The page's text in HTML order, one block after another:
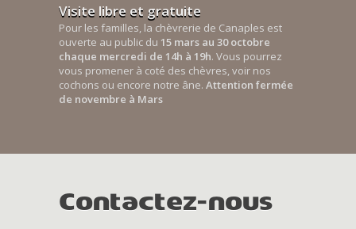
Visite libre et gratuite
Pour les familles, la chèvrerie de Canaples est
ouverte au public du 15 mars au 30 octobre
chaque mercredi de 14h à 19h. Vous pourrez
vous promener à coté des chèvres, voir nos
cochons ou encore notre âne. Attention fermée
de novembre à Mars
Contactez-nous